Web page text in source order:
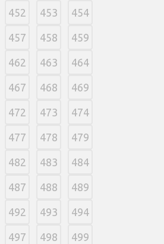
452 453 454
457 458 459
462 463 464
467 468 469
472 473 474
477 478 479
482 483 484
487 488 489
492 493 494
497 498 499